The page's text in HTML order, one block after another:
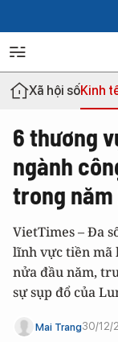
Xã hội sốKinh
6 thương
ngành
trong năm
VietTimes – Đa
lĩnh vực tiền mã
nửa đầu năm,
sự sụp đổ của
Mai Trang30/12/